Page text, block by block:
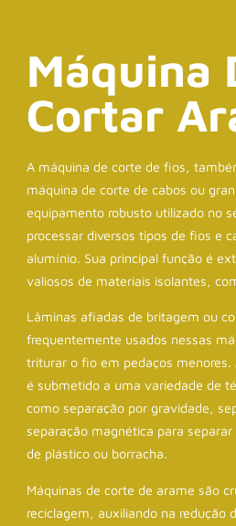
Máquina
Cortar
A máquina de corte de fios,
máquina de corte de cabos ou
equipamento robusto utilizado no
processar diversos tipos de fios e
alumínio. Sua principal função é
valiosos de materiais isolantes,
Lâminas afiadas de britagem ou
frequentemente usados nessas
triturar o fio em pedaços
é submetido a uma variedade de
como separação por gravidade,
separação magnética para
de plástico ou borracha.
Máquinas de corte de arame são
reciclagem, auxiliando na redução